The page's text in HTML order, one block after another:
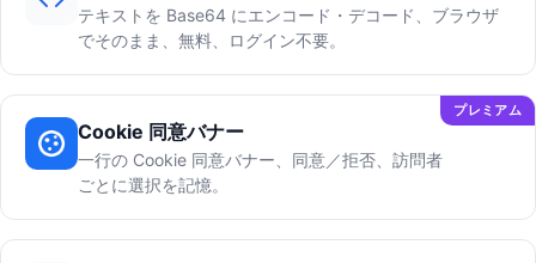
テキストを Base64 にエンコード・デコード、ブラウザ
でそのまま、無料、ログイン不要。
プレミアム
Cookie 同意バナー
一行の Cookie 同意バナー、同意／拒否、訪問者
ごとに選択を記憶。